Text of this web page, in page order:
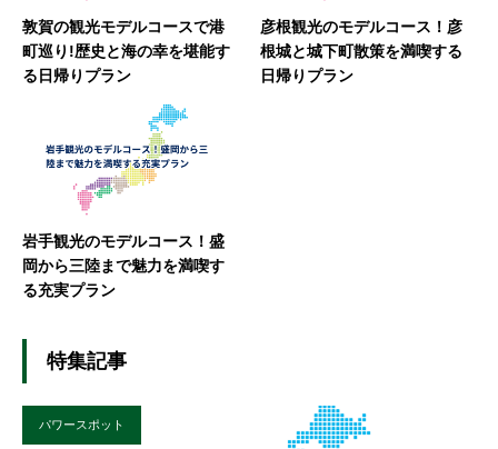
敦賀の観光モデルコースで港
町巡り!歴史と海の幸を堪能す
る日帰りプラン
彦根観光のモデルコース！彦
根城と城下町散策を満喫する
日帰りプラン
岩手観光のモデルコース！盛
岡から三陸まで魅力を満喫す
る充実プラン
特集記事
パワースポット